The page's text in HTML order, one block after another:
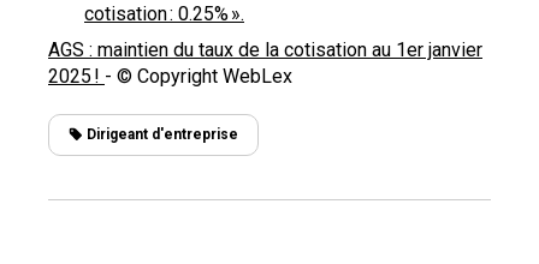
cotisation : 0.25% ».
AGS : maintien du taux de la cotisation au 1er janvier
2025 ! - © Copyright WebLex
Dirigeant d'entreprise